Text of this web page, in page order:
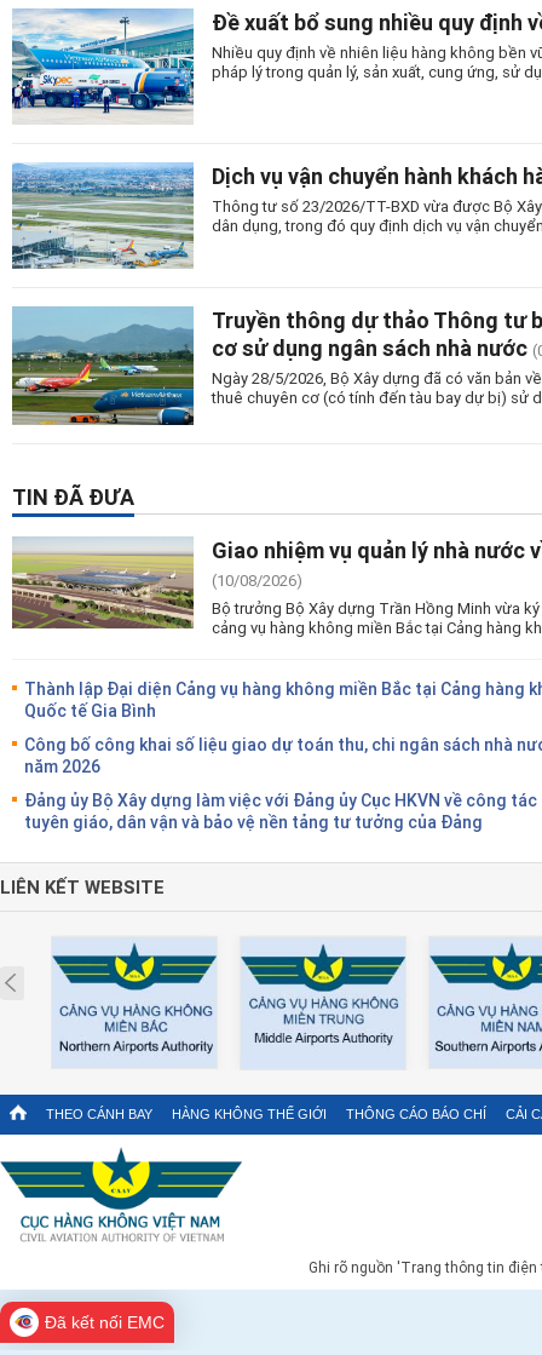
Đề xuất bổ sung nhiều quy định
Nhiều quy định về nhiên liệu hàng không bền
pháp lý trong quản lý, sản xuất, cung ứng, sử
Dịch vụ vận chuyển hành khách
Thông tư số 23/2026/TT-BXD vừa được Bộ
dân dụng, trong đó quy định dịch vụ vận
Truyền thông dự thảo Thông tư
cơ sử dụng ngân sách nhà nước
Ngày 28/5/2026, Bộ Xây dựng đã có văn bản
thuê chuyên cơ (có tính đến tàu bay dự bị) sử
TIN ĐÃ ĐƯA
Giao nhiệm vụ quản lý nhà nước
(10/08/2026)
Bộ trưởng Bộ Xây dựng Trần Hồng Minh vừa
cảng vụ hàng không miền Bắc tại Cảng hàng
Thành lập Đại diện Cảng vụ hàng không miền Bắc tại Cảng hàng
Quốc tế Gia Bình
Công bố công khai số liệu giao dự toán thu, chi ngân sách nhà
năm 2026
Đảng ủy Bộ Xây dựng làm việc với Đảng ủy Cục HKVN về công tác
tuyên giáo, dân vận và bảo vệ nền tảng tư tưởng của Đảng
LIÊN KẾT WEBSITE
Prev
THEO CÁNH BAY HÀNG KHÔNG THẾ GIỚI THÔNG CÁO BÁO CHÍ CẢI
Ghi rõ nguồn 'Trang thông tin
Đã kết nối EMC